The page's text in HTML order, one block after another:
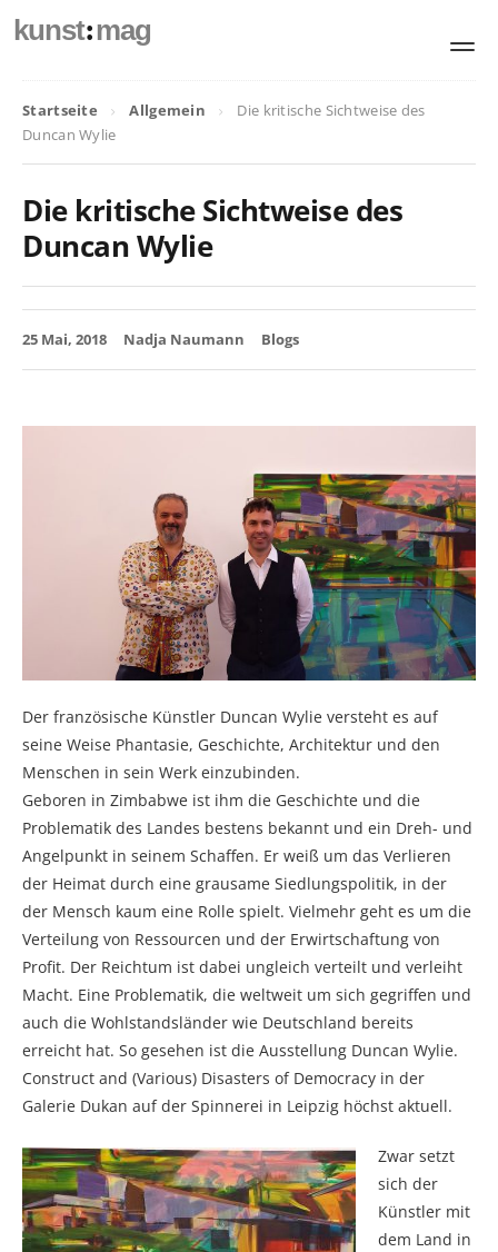
kunst:mag
Startseite Allgemein
Die kritische Sichtweise des
Duncan Wylie
Die kritische Sichtweise des
Duncan Wylie
25 Mai, 2018 Nadja Naumann Blogs
Der französische Künstler Duncan Wylie versteht es auf
seine Weise Phantasie, Geschichte, Architektur und den
Menschen in sein Werk einzubinden.
Geboren in Zimbabwe ist ihm die Geschichte und die
Problematik des Landes bestens bekannt und ein Dreh- und
Angelpunkt in seinem Schaffen. Er weiß um das Verlieren
der Heimat durch eine grausame Siedlungspolitik, in der
der Mensch kaum eine Rolle spielt. Vielmehr geht es um die
Verteilung von Ressourcen und der Erwirtschaftung von
Profit. Der Reichtum ist dabei ungleich verteilt und verleiht
Macht. Eine Problematik, die weltweit um sich gegriffen und
auch die Wohlstandsländer wie Deutschland bereits
erreicht hat. So gesehen ist die Ausstellung Duncan Wylie.
Construct and (Various) Disasters of Democracy in der
Galerie Dukan auf der Spinnerei in Leipzig höchst aktuell.
Zwar setzt
sich der
Künstler mit
dem Land in